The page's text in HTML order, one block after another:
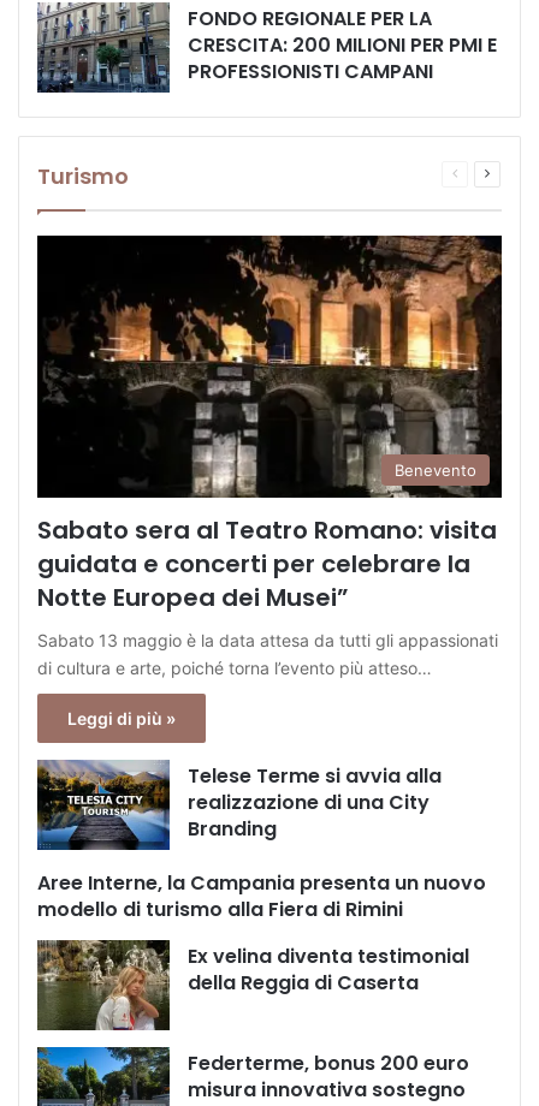
FONDO REGIONALE PER LA
CRESCITA: 200 MILIONI PER PMI E
PROFESSIONISTI CAMPANI
Turismo
Pagina
Benevento
Sabato sera al Teatro Romano: visita
guidata e concerti per celebrare la
Notte Europea dei Musei”
Sabato 13 maggio è la data attesa da tutti gli appassionati
di cultura e arte, poiché torna l’evento più atteso…
Leggi di più »
Telese Terme si avvia alla
realizzazione di una City
Branding
Aree Interne, la Campania presenta un nuovo
modello di turismo alla Fiera di Rimini
Ex velina diventa testimonial
della Reggia di Caserta
Federterme, bonus 200 euro
misura innovativa sostegno